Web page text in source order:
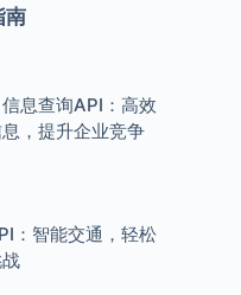
南
息查询API：高效
，提升企业竞争
：智能交通，轻松